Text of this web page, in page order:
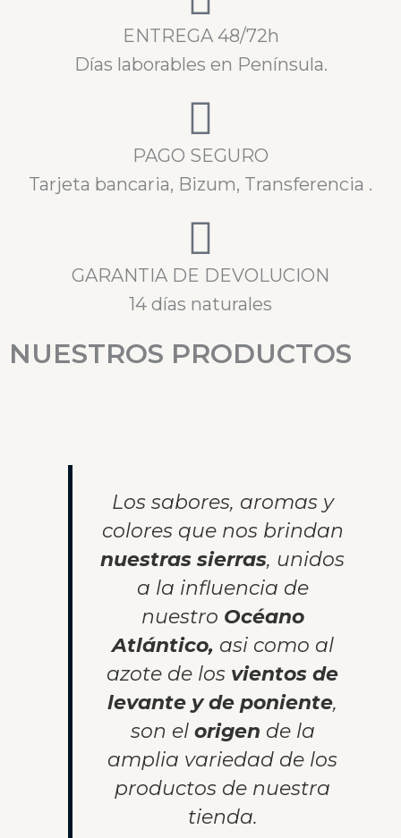
ENTREGA 48/72h
Días laborables en Península.
PAGO SEGURO
Tarjeta bancaria, Bizum, Transferencia .
GARANTIA DE DEVOLUCION
14 días naturales
NUESTROS PRODUCTOS
Los sabores, aromas y
colores que nos brindan
nuestras sierras, unidos
a la influencia de
nuestro Océano
Atlántico, asi como al
azote de los vientos de
levante y de poniente,
son el origen de la
amplia variedad de los
productos de nuestra
tienda.